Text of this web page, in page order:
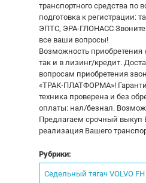
транспортного средства
подготовка к регистрации:
ЭПТС, ЭРА-ГЛОНАСС
все ваши вопросы!
Возможность приобретения
так и в лизинг/кредит.
вопросам приобретения
«ТРАК-ПЛАТФОРМА»!
техника проверена и без
оплаты: нал/безнал.
Предлагаем срочный выкуп
реализация Вашего
Рубрики:
Седельный тягач VOLVO